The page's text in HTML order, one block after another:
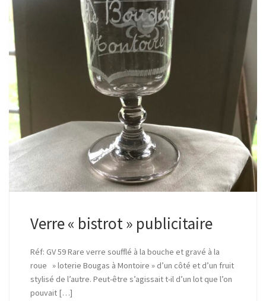
Verre « bistrot » publicitaire
Réf: GV 59 Rare verre soufflé à la bouche et gravé à la
roue » loterie Bougas à Montoire » d’un côté et d’un fruit
stylisé de l’autre. Peut-être s’agissait t-il d’un lot que l’on
pouvait […]